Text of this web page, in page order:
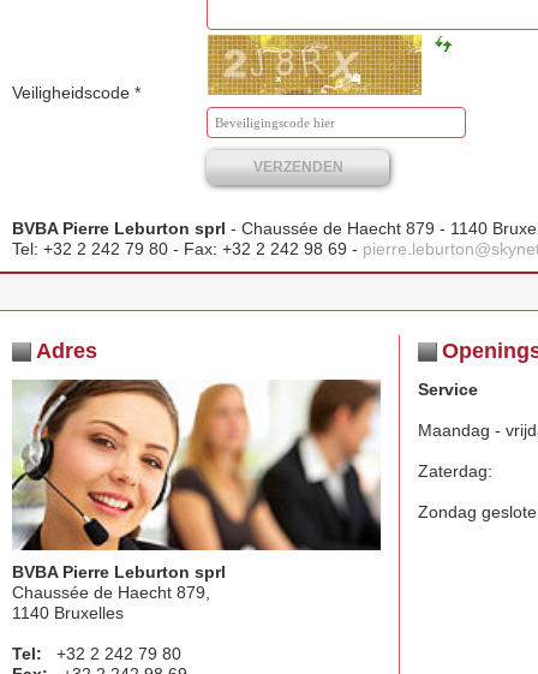
Veiligheidscode *
VERZENDEN
BVBA Pierre Leburton sprl - Chaussée de Haecht 879 - 1140
Tel: +32 2 242 79 80 - Fax: +32 2 242 98 69 -
Adres
BVBA Pierre Leburton sprl
Chaussée de Haecht 879,
1140 Bruxelles
Tel: +32 2 242 79 80
Service
Maandag -
Zaterdag:
Zondag